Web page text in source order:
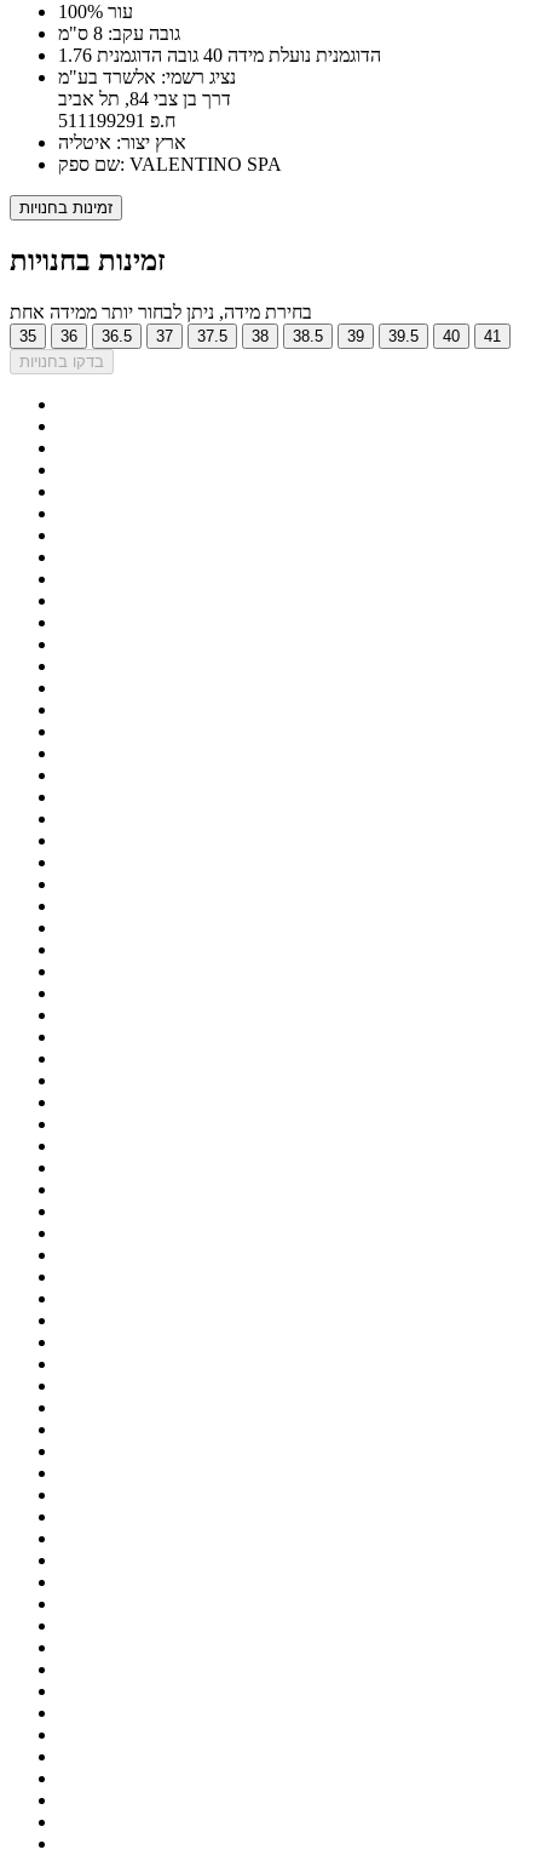
100% עור
גובה עקב: 8 ס"מ
הדוגמנית נועלת מידה 40 גובה הדוגמנית 1.76
נציג רשמי: אלשרד בע"מ
דרך בן צבי 84, תל אביב
ח.פ 511199291
ארץ יצור: איטליה
שם ספק: VALENTINO SPA
זמינות בחנויות
זמינות בחנויות
בחירת מידה, ניתן לבחור יותר ממידה אחת
35 36 36.5 37 37.5 38 38.5 39 39.5 40
41
בדקו בחנויות